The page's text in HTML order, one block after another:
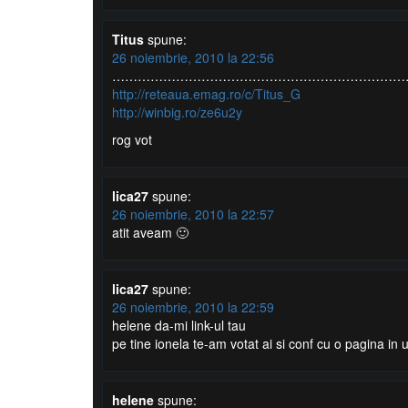
Titus spune:
26 noiembrie, 2010 la 22:56
http://reteaua.emag.ro/c/Titus_G
http://winbig.ro/ze6u2y
rog vot
lica27 spune:
26 noiembrie, 2010 la 22:57
atit aveam 🙂
lica27 spune:
26 noiembrie, 2010 la 22:59
helene da-mi link-ul tau
pe tine ionela te-am votat ai si conf cu o pagina in
helene spune: